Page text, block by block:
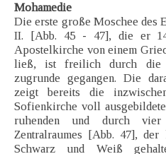
Mohamedie
Die erste große Moschee des
II. [Abb. 45 - 47], die er
Apostelkirche von einem
ließ, ist freilich durch die
zugrunde gegangen. Die
zeigt bereits die
Sofienkirche voll
ruhenden und durch vier
Zentralraumes [Abb. 47],
Schwarz und Weiß